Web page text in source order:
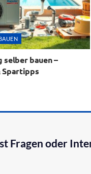
selber bauen –
Fragen oder